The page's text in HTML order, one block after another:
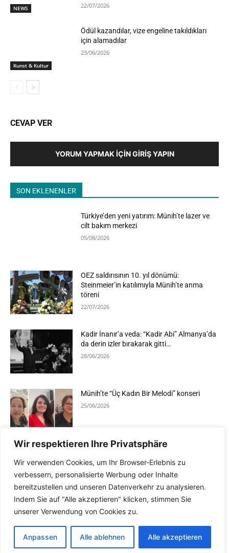
Wir respektieren Ihre Privatsphäre
Wir verwenden Cookies, um Ihr Browser-Erlebnis zu
verbessern, personalisierte Werbung oder Inhalte
bereitzustellen und unseren Datenverkehr zu analysieren.
Indem Sie auf "Alle akzeptieren" klicken, stimmen Sie
unserer Verwendung von Cookies zu.
Anpassen Alle ablehnen Alle akzeptieren
NEWS 22/07/2026
Kunst & Kultur
Ödül kazandılar, vize engeline takıldıkları
için alamadılar
23/06/2026
CEVAP VER
YORUM YAPMAK İÇIN GIRIŞ YAPIN
SON EKLENENLER
Türkiye’den yeni yatırım: Münih’te lazer ve
cilt bakım merkezi
05/08/2026
OEZ saldırısının 10. yıl dönümü:
Steinmeier’in katılımıyla Münih’te anma
töreni
22/07/2026
Kadir İnanır’a veda: “Kadir Abi” Almanya’da
da derin izler bırakarak gitti…
28/06/2026
Münih’te “Üç Kadın Bir Melodi” konseri
25/06/2026
Devamını Göster